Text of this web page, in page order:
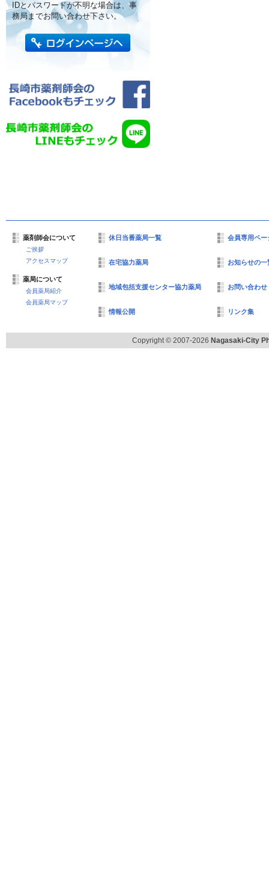
IDとパスワードが不明な場合は、事
務局までお問い合わせ下さい。
薬剤師会について
ご挨拶
アクセスマップ
薬局について
会員薬局紹介
会員薬局マップ
休日当番薬局一覧
在宅協力薬局
地域包括支援センター協力薬局
情報公開
会員専用ペー
お知らせの一
お問い合わせ
リンク集
Copyright © 2007-2026 Nagasaki-City